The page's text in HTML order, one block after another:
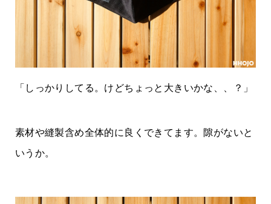
「しっかりしてる。けどちょっと大きいかな、、？」
素材や縫製含め全体的に良くできてます。隙がないと
いうか。